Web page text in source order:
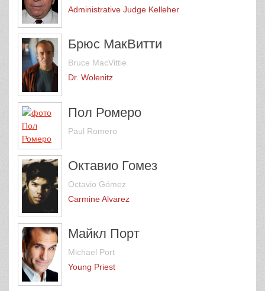
Administrative Judge Kelleher
Брюс МакВитти
Bruce MacVittie
Dr. Wolenitz
Пол Ромеро
Paul Romero
Октавио Гомез
Octavio Gómez
Carmine Alvarez
Майкл Порт
Michael Port
Young Priest